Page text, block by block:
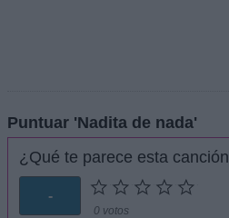
Puntuar 'Nadita de nada'
¿Qué te parece esta
-
0 votos